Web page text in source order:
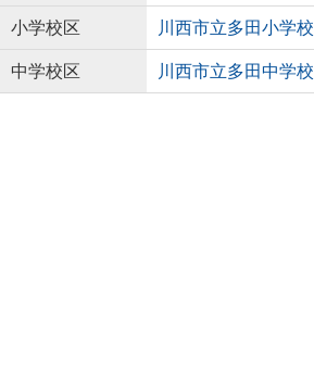
小学校区 川西市立多田小学校
中学校区 川西市立多田中学校